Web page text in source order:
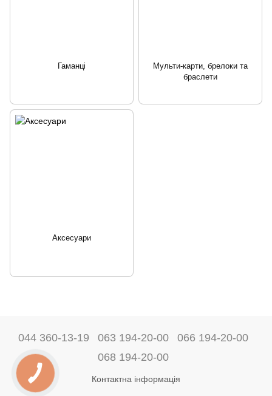
Гаманці
Мульти-карти, брелоки та
браслети
Аксесуари
044 360-13-19 063 194-20-00
066 194-20-00
068 194-20-00
Контактна інформація